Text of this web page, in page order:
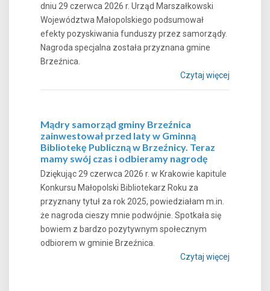
dniu 29 czerwca 2026 r. Urząd Marszałkowski
Województwa Małopolskiego podsumował
efekty pozyskiwania funduszy przez samorządy.
Nagroda specjalna została przyznana gmine
Brzeźnica.
Czytaj więcej
Mądry samorząd gminy Brzeźnica
zainwestował przed laty w Gminną
Bibliotekę Publiczną w Brzeźnicy. Teraz
mamy swój czas i odbieramy nagrodę
Dziękując 29 czerwca 2026 r. w Krakowie kapitule
Konkursu Małopolski Bibliotekarz Roku za
przyznany tytuł za rok 2025, powiedziałam m.in.
że nagroda cieszy mnie podwójnie. Spotkała się
bowiem z bardzo pozytywnym społecznym
odbiorem w gminie Brzeźnica.
Czytaj więcej